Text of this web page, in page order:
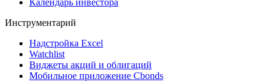
Инструментарий
Надстройка Excel
Watchlist
Виджеты акций и облигаций
Мобильное приложение Cbonds